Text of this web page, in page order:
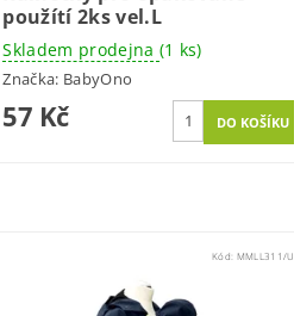
použítí 2ks vel.L
Skladem prodejna (1 ks)
Značka: BabyOno
57 Kč
Kód: MMLL311/U